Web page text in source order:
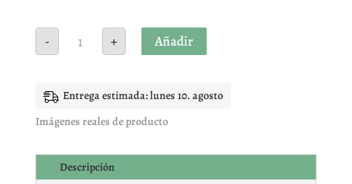
- gominola + Añadir
Entrega estimada: lunes 10. agosto
Imágenes reales de producto
Descripción